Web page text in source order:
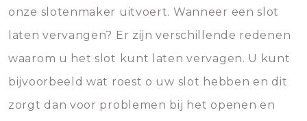
onze slotenmaker uitvoert. Wanneer een slot
laten vervangen? Er zijn verschillende redenen
waarom u het slot kunt laten vervagen. U kunt
bijvoorbeeld wat roest o uw slot hebben en dit
zorgt dan voor problemen bij het openen en